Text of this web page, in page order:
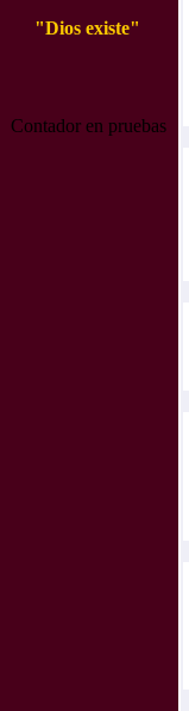
"Dios existe"
Contador en pruebas